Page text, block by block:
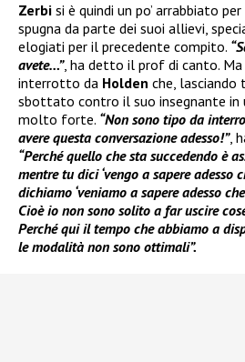
Zerbi si è quindi un po’ arrabbiato
spugna da parte dei suoi allievi,
elogiati per il precedente compito.
avete…”, ha detto il prof di canto.
interrotto da Holden che,
sbottato contro il suo insegnante in
molto forte. “Non sono tipo da
avere questa conversazione adesso!”,
“Perché quello che sta succedendo è
mentre tu dici ‘vengo a sapere adesso
dichiamo ‘veniamo a sapere adesso
Cioè io non sono solito a far uscire
Perché qui il tempo che abbiamo a
le modalità non sono ottimali”.